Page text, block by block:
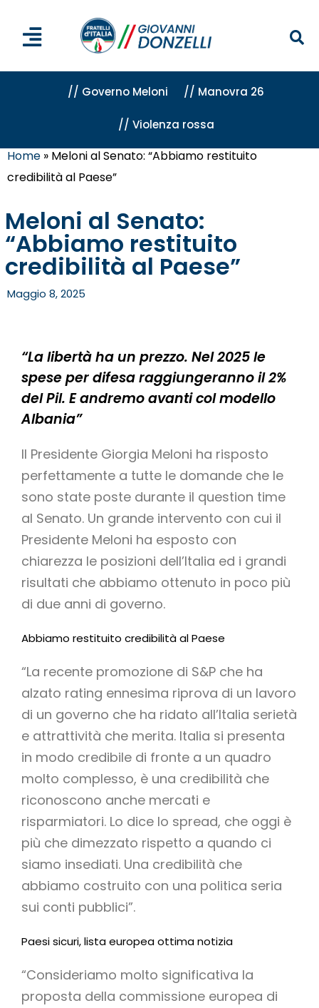
// Governo Meloni // Manovra 26
// Violenza rossa
Home » Meloni al Senato: “Abbiamo restituito
credibilità al Paese”
Meloni al Senato:
“Abbiamo restituito
credibilità al Paese”
Maggio 8, 2025
“La libertà ha un prezzo. Nel 2025 le
spese per difesa raggiungeranno il 2%
del Pil. E andremo avanti col modello
Albania”
Il Presidente Giorgia Meloni ha risposto
perfettamente a tutte le domande che le
sono state poste durante il question time
al Senato. Un grande intervento con cui il
Presidente Meloni ha esposto con
chiarezza le posizioni dell’Italia ed i grandi
risultati che abbiamo ottenuto in poco più
di due anni di governo.
Abbiamo restituito credibilità al Paese
“La recente promozione di S&P che ha
alzato rating ennesima riprova di un lavoro
di un governo che ha ridato all’Italia serietà
e attrattività che merita. Italia si presenta
in modo credibile di fronte a un quadro
molto complesso, è una credibilità che
riconoscono anche mercati e
risparmiatori. Lo dice lo spread, che oggi è
più che dimezzato rispetto a quando ci
siamo insediati. Una credibilità che
abbiamo costruito con una politica seria
sui conti pubblici”.
Paesi sicuri, lista europea ottima notizia
“Consideriamo molto significativa la
proposta della commissione europea di